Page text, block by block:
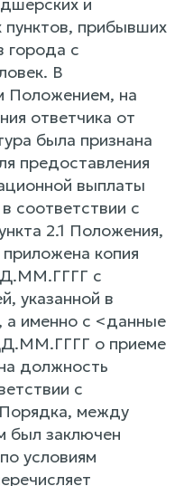
прибывших
города с
В
Положением, на
ответчика от
была признана
предоставления
выплаты
соответствии с
2.1 Положения,
копия
с
указанной в
именно с <данные
о приеме
должность
с
между
был заключен
условиям